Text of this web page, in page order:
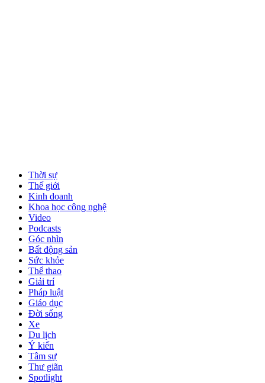
Thời sự
Thế giới
Kinh doanh
Khoa học công nghệ
Video
Podcasts
Góc nhìn
Bất động sản
Sức khỏe
Thể thao
Giải trí
Pháp luật
Giáo dục
Đời sống
Xe
Du lịch
Ý kiến
Tâm sự
Thư giãn
Spotlight